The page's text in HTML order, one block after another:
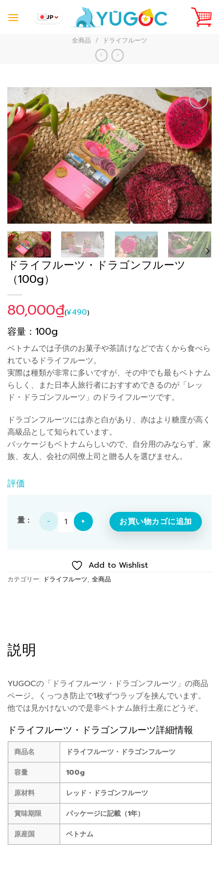
JP
全商品 / ドライフルーツ
Add to
Wishlist
ドライフルーツ・ドラゴンフルーツ
（100g）
80,000₫(¥490)
容量：100g
ベトナムでは子供のお菓子や茶請けなどで古くから食べら
れているドライフルーツ。
実際は種類が非常に多いですが、その中でも最もベトナム
らしく、また日本人旅行者におすすめできるのが「レッ
ド・ドラゴンフルーツ」のドライフルーツです。
ドラゴンフルーツには赤と白があり、赤はより糖度が高く
高級品として知られています。
パッケージもベトナムらしいので、自分用のみならず、家
族、友人、会社の同僚上司と贈る人を選びません。
評価
ドライフルーツ・ドラゴンフルーツ（100g）個
お買い物カゴに追加
Add to Wishlist
カテゴリー: ドライフルーツ, 全商品
説明
YUGOCの「ドライフルーツ・ドラゴンフルーツ」の商品
ページ。くっつき防止で1枚ずつラップを挟んでいます。
他では見かけないので是非ベトナム旅行土産にどうぞ。
ドライフルーツ・ドラゴンフルーツ詳細情報
商品名
ドライフルーツ・ドラゴンフルーツ
容量
100g
原材料
レッド・ドラゴンフルーツ
賞味期限
パッケージに記載（1年）
原産国
ベトナム